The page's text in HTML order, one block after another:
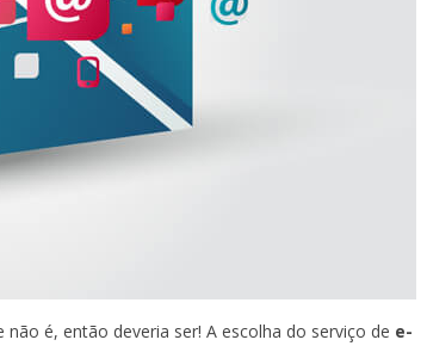
é, então deveria ser! A escolha do serviço de e-